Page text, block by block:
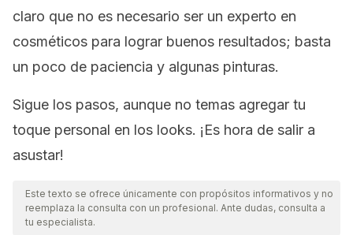
claro que no es necesario ser un experto en
cosméticos para lograr buenos resultados; basta
un poco de paciencia y algunas pinturas.
Sigue los pasos, aunque no temas agregar tu
toque personal en los looks. ¡Es hora de salir a
asustar!
Este texto se ofrece únicamente con propósitos informativos y no
reemplaza la consulta con un profesional. Ante dudas, consulta a
tu especialista.